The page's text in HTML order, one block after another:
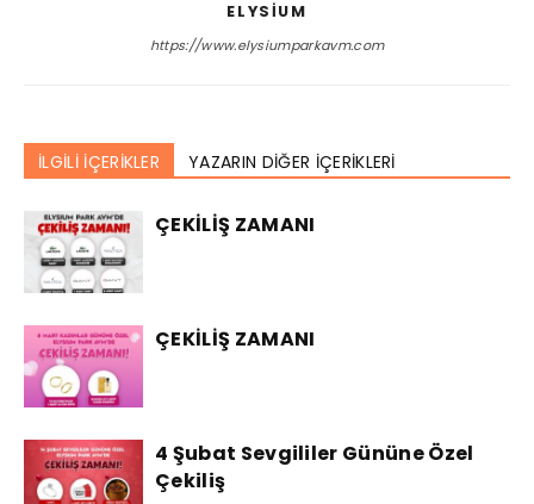
ELYSIUM
https://www.elysiumparkavm.com
İLGİLİ İÇERİKLER YAZARIN DİĞER İÇERİKLERİ
ÇEKİLİŞ ZAMANI
ÇEKİLİŞ ZAMANI
4 Şubat Sevgililer Gününe Özel
Çekiliş